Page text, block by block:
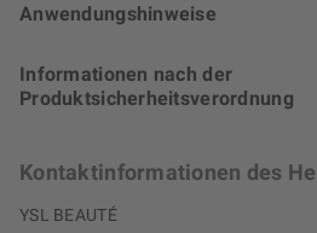
Anwendungshinweise
Informationen nach der
Produktsicherheitsverordnung
Kontaktinformationen des
YSL BEAUTÉ